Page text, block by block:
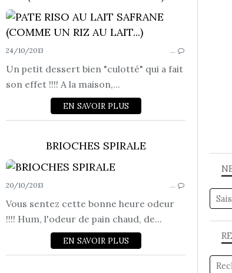
PIZZA - TARTE ET CAKE SALÉ
24/10/2013 …
Un petit dessert bien "culotté" qui a fait
son effet !!!! A la maison,...
EN SAVOIR PLUS
BRIOCHES SPIRALE
20/10/2013 …
Vous sentez cette bonne heure odeur
!!!! Hum, l'odeur de pain chaud, de...
EN SAVOIR PLUS